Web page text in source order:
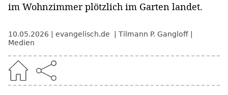
im Wohnzimmer plötzlich im Garten landet.
10.05.2026 evangelisch.de
Tilmann P. Gangloff
Medien